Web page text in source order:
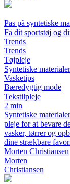
Pas på syntetiske
Få dit sportstøj og
Trends
Trends
Tøjpleje
Syntetiske materialer
Vasketips
Bæredygtig mode
Tekstilpleje
2 min
Syntetiske
pleje for at bevare
vasker, tørrer og
dine strækbare
Morten Christiansen
Morten
Christiansen